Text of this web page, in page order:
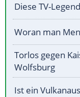
Diese TV-
Woran man
Torlos gegen
Wolfsburg
Ist ein